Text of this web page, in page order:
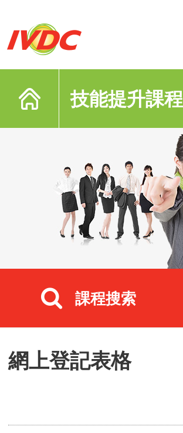
技能提升課程
課程搜索
網上登記表格